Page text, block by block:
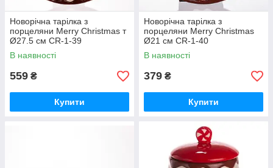
Новорічна тарілка з
порцеляни Merry Christmas т
Ø27.5 см CR-1-39
В наявності
559 ₴
Купити
Новорічна тарілка з
порцеляни Merry Christmas
Ø21 см CR-1-40
В наявності
379 ₴
Купити